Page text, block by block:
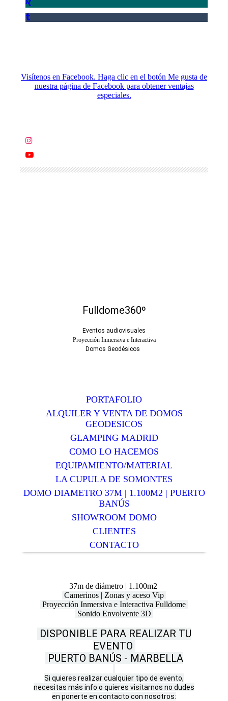
Visítenos en Facebook. Haga clic en el botón Me gusta de
nuestra página de Facebook para obtener ventajas
especiales.
Fulldome360º
Eventos audiovisuales
Proyección Inmersiva e Interactiva
Domos Geodésicos
PORTAFOLIO
ALQUILER Y VENTA DE DOMOS
GEODESICOS
GLAMPING MADRID
COMO LO HACEMOS
EQUIPAMIENTO/MATERIAL
LA CUPULA DE SOMONTES
DOMO DIAMETRO 37M | 1.100M2 | PUERTO
BANÚS
SHOWROOM DOMO
CLIENTES
CONTACTO
37m de diámetro | 1.100m2
Camerinos | Zonas y aceso Vip
Proyección Inmersiva e Interactiva Fulldome
Sonido Envolvente 3D
DISPONIBLE PARA REALIZAR TU
EVENTO
PUERTO BANÚS - MARBELLA
Si quieres realizar cualquier tipo de evento,
necesitas más info o quieres visitarnos no dudes
en ponerte en contacto con nosotros: